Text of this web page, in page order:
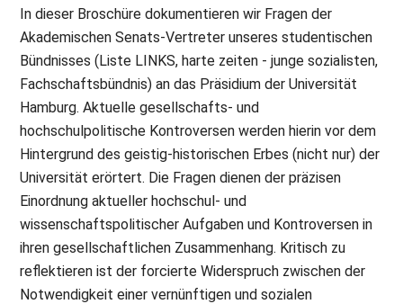
In dieser Broschüre dokumentieren wir Fragen der
Akademischen Senats-Vertreter unseres studentischen
Bündnisses (Liste LINKS, harte zeiten - junge sozialisten,
Fachschaftsbündnis) an das Präsidium der Universität
Hamburg. Aktuelle gesellschafts- und
hochschulpolitische Kontroversen werden hierin vor dem
Hintergrund des geistig-historischen Erbes (nicht nur) der
Universität erörtert. Die Fragen dienen der präzisen
Einordnung aktueller hochschul- und
wissenschaftspolitischer Aufgaben und Kontroversen in
ihren gesellschaftlichen Zusammenhang. Kritisch zu
reflektieren ist der forcierte Widerspruch zwischen der
Notwendigkeit einer vernünftigen und sozialen